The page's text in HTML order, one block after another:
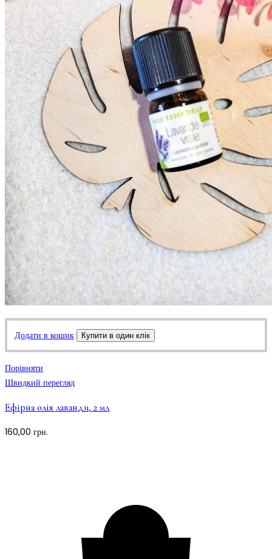
Додати в кошик Купити в один клік
Порівняти
Швидкий перегляд
Ефірна олія лаванди, 2 мл
160,00 грн.